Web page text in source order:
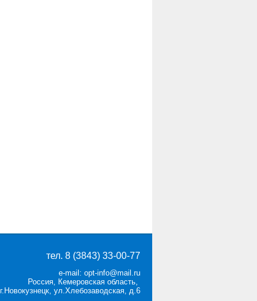
тел. 8 (3843) 33-00-77
e-mail: opt-info@mail.ru
Россия, Кемеровская область,
г.Новокузнецк, ул.Хлебозаводская, д.6